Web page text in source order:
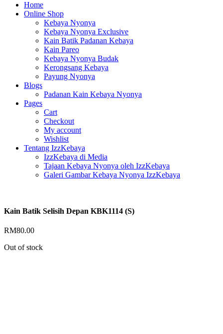
Home
Online Shop
Kebaya Nyonya
Kebaya Nyonya Exclusive
Kain Batik Padanan Kebaya
Kain Pareo
Kebaya Nyonya Budak
Kerongsang Kebaya
Payung Nyonya
Blogs
Padanan Kain Kebaya Nyonya
Pages
Cart
Checkout
My account
Wishlist
Tentang IzzKebaya
IzzKebaya di Media
Tajaan Kebaya Nyonya oleh IzzKebaya
Galeri Gambar Kebaya Nyonya IzzKebaya
Kain Batik Selisih Depan KBK1114 (S)
RM80.00
Out of stock